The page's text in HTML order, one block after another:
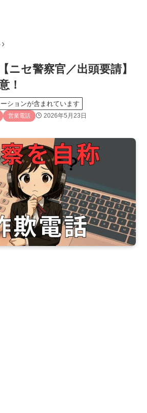
ニセ警察官／出頭要請】
！
ションが含まれています
営業電話 2026年5月23日